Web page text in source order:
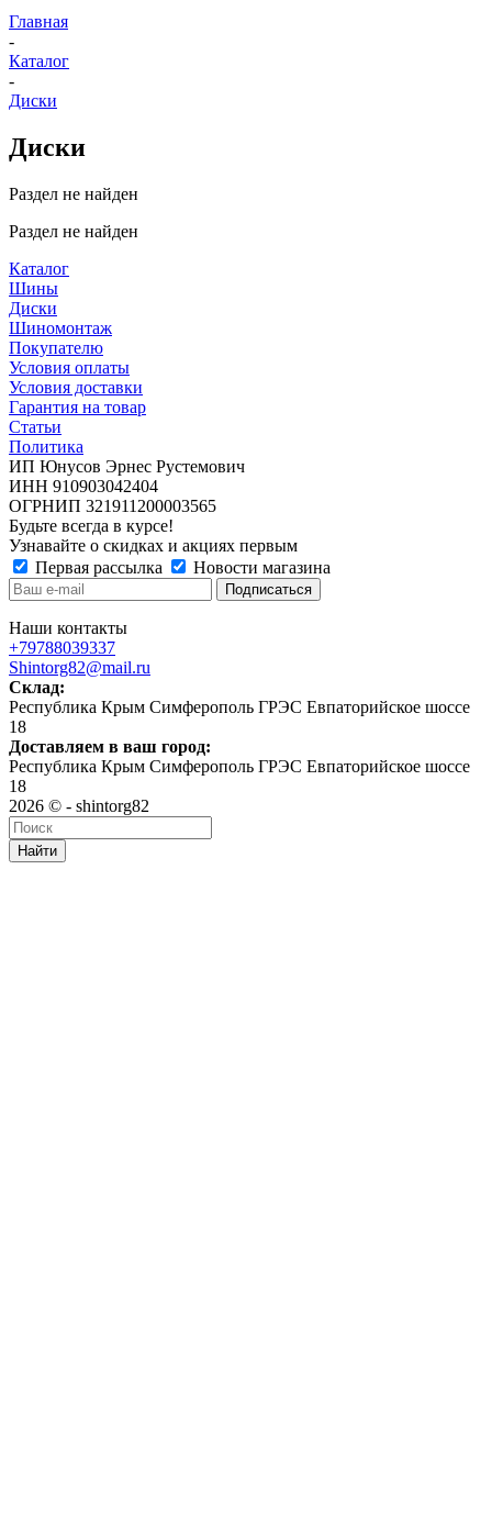
Главная
-
Каталог
-
Диски
Диски
Раздел не найден
Раздел не найден
Каталог
Шины
Диски
Шиномонтаж
Покупателю
Условия оплаты
Условия доставки
Гарантия на товар
Статьи
Политика
ИП Юнусов Эрнес Рустемович
ИНН 910903042404
ОГРНИП 321911200003565
Будьте всегда в курсе!
Узнавайте о скидках и акциях первым
Первая рассылка
Новости магазина
Наши контакты
+79788039337
Shintorg82@mail.ru
Склад:
Республика Крым Симферополь ГРЭС Евпаторийское шоссе
18
Доставляем в ваш город:
Республика Крым Симферополь ГРЭС Евпаторийское шоссе
18
2026 © - shintorg82
Найти